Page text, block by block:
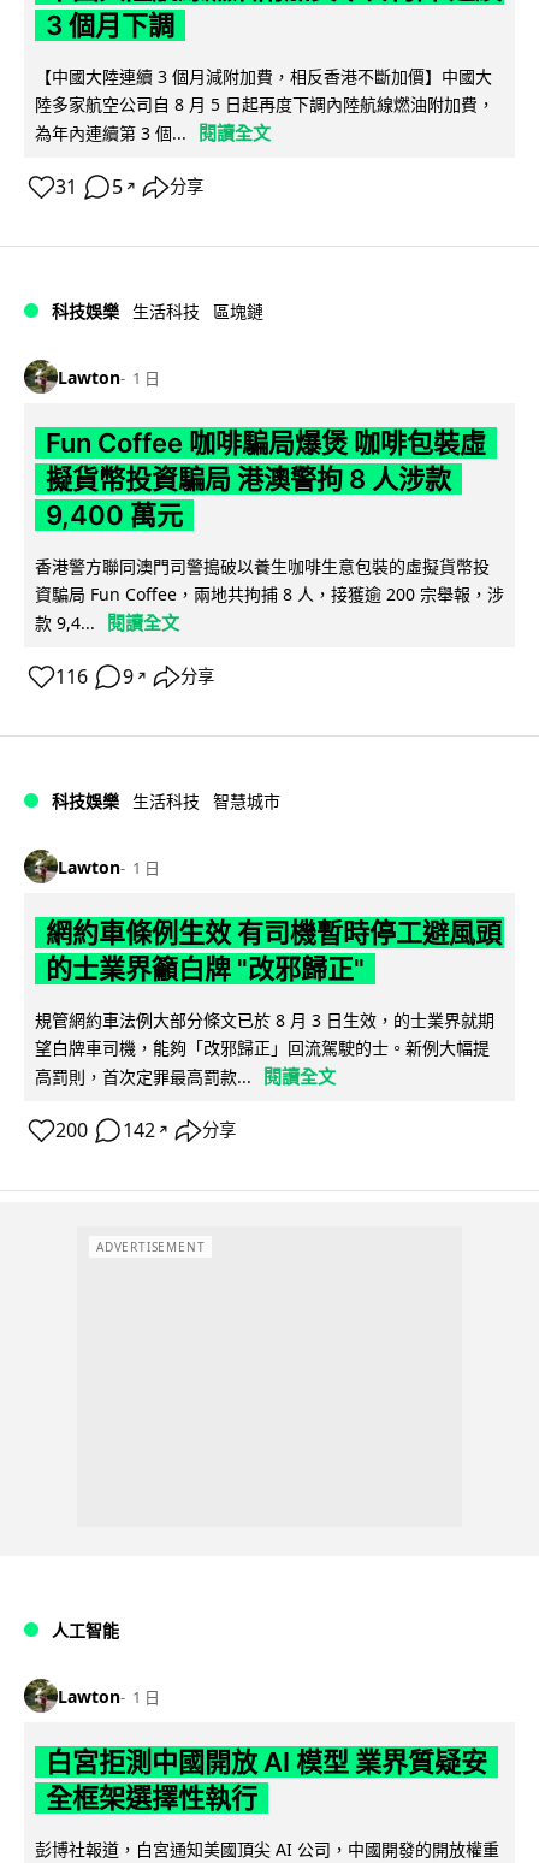
3 個月下調
【中國大陸連續 3 個月減附加費，相反香港不斷加價】中國大
陸多家航空公司自 8 月 5 日起再度下調內陸航線燃油附加費，
為年內連續第 3 個...
閱讀全文
31 5 ↗ 分享
科技娛樂 生活科技 區塊鏈
Lawton 1 日
Fun Coffee 咖啡騙局爆煲 咖啡包裝虛
擬貨幣投資騙局 港澳警拘 8 人涉款
9,400 萬元
香港警方聯同澳門司警搗破以養生咖啡生意包裝的虛擬貨幣投
資騙局 Fun Coffee，兩地共拘捕 8 人，接獲逾 200 宗舉報，涉
款 9,4...
閱讀全文
116 9 ↗ 分享
科技娛樂 生活科技 智慧城市
Lawton 1 日
網約車條例生效 有司機暫時停工避風頭
的士業界籲白牌 "改邪歸正"
規管網約車法例大部分條文已於 8 月 3 日生效，的士業界就期
望白牌車司機，能夠「改邪歸正」回流駕駛的士。新例大幅提
高罰則，首次定罪最高罰款...
閱讀全文
200 142 ↗ 分享
ADVERTISEMENT
人工智能
Lawton 1 日
白宮拒測中國開放 AI 模型 業界質疑安
全框架選擇性執行
彭博社報道，白宮通知美國頂尖 AI 公司，中國開發的開放權重